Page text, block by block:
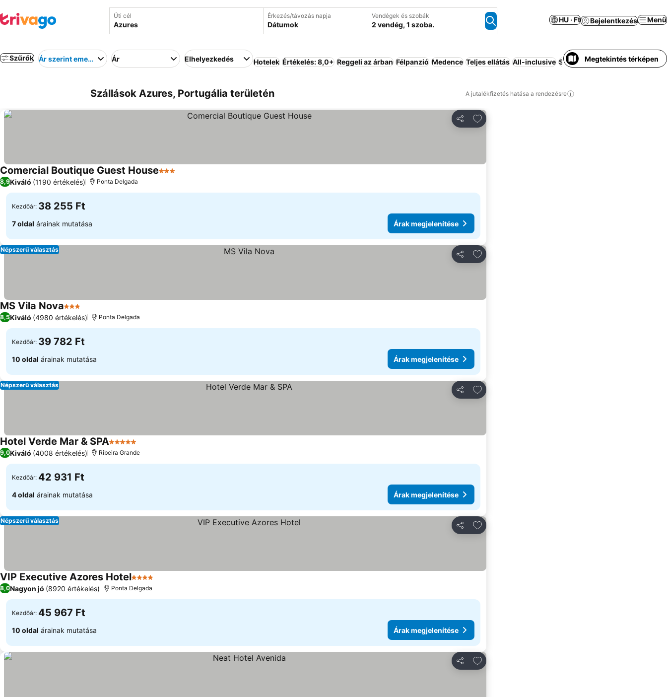
Úti cél Érkezés/távozás napja
Dátumok
Vendégek és szobák
2 vendég, 1 szoba.
HU · Ft Bejelentkezés Menü
Szűrők Ár szerint emelkedő Ár Elhelyezkedés Hotelek Értékelés: 8,0+ Reggeli az árban Félpanzió Medence Teljes ellátás All-inclusive Strand Üdülő Apartmanhotel
Megtekintés térképen
Szállások Azures, Portugália területén A jutalékfizetés hatása a rendezésre
Megosztás
Hozzáadás a kedvencekhez
Comercial Boutique Guest House3 Kategória
8,9Kiváló (1190 értékelés) Ponta Delgada
Kezdőár: 38 255 Ft
7 oldal árainak mutatása Árak megjelenítése
Megosztás
Hozzáadás a kedvencekhez
Népszerű választás
MS Vila Nova3 KategóriaÁrak megjelenítése
8,5Kiváló (4980 értékelés) Ponta Delgada
Kezdőár: 39 782 Ft
10 oldal árainak mutatása Árak megjelenítése
Megosztás
Hozzáadás a kedvencekhez
Népszerű választás
Hotel Verde Mar & SPA5 Kategória
9,0Kiváló (4008 értékelés) Ribeira Grande
Kezdőár: 42 931 Ft
4 oldal árainak mutatása Árak megjelenítése
Megosztás
Hozzáadás a kedvencekhez
Népszerű választás
VIP Executive Azores Hotel4 Kategória
8,0Nagyon jó (8920 értékelés) Ponta Delgada
Kezdőár: 45 967 Ft
10 oldal árainak mutatása Árak megjelenítése
Megosztás
Hozzáadás a kedvencekhez